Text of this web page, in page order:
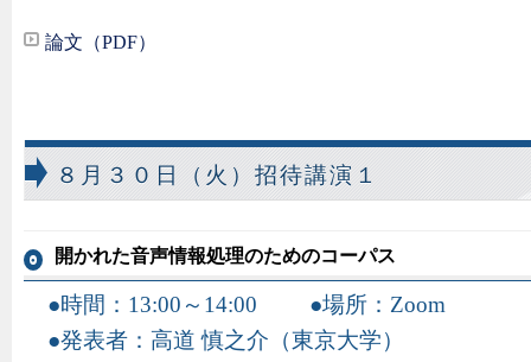
論文（PDF）
８月３０日（火）招待講演１
開かれた音声情報処理のためのコーパス
時間：13:00～14:00
場所：Zoom
発表者：高道 慎之介（東京大学）